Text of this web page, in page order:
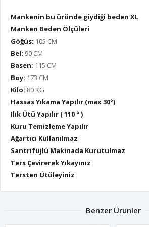
Mankenin bu üründe giydiği beden XL
Manken Beden Ölçüleri
Göğüs: 105 CM
Bel: 90 CM
Basen: 115 CM
Boy: 173 CM
Kilo: 80 KG
Hassas Yıkama Yapılır (max 30°)
Ilık Ütü Yapılır ( 110 ° )
Kuru Temizleme Yapılır
Ağartıcı Kullanılmaz
Santrifüjlü Makinada Kurutulmaz
Ters Çevirerek Yıkayınız
Tersten Ütüleyiniz
Benzer Ürünler